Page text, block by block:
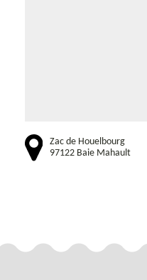
Zac de Houelbourg
97122 Baie Mahault